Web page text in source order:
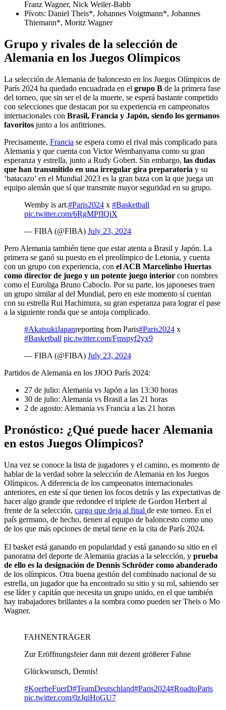
Franz Wagner, Nick Weiler-Babb
Pívots: Daniel Theis*, Johannes Voigtmann*, Johannes
Thiemann*, Moritz Wagner
Grupo y rivales de la selección de
Alemania en los Juegos Olímpicos
La selección de Alemania de baloncesto en los Juegos Olímpicos de
París 2024 ha quedado encuadrada en el grupo B de la primera fase
del torneo, que sin ser el de la muerte, se esperá bastante competido
con selecciones que destacan por su experiencia en campeonatos
internacionales con Brasil, Francia y Japón, siendo los germanos
favoritos junto a los anfitriones.
Precisamente, Francia se espera como el rival más complicado para
Alemania y que cuenta con Victor Wembanyama como su gran
esperanza y estrella, junto a Rudy Gobert. Sin embargo, las dudas
que han transmitido en una irregular gira preparatoria y su
‘batacazo’ en el Mundial 2023 es la gran baza con la que juega un
equipo alemán que sí que transmite mayor seguridad en su grupo.
Wemby is art.#Paris2024 x #Basketball
pic.twitter.com/6RgMPfIQiX
— FIBA (@FIBA) July 23, 2024
Pero Alemania también tiene que estar atenta a Brasil y Japón. La
primera se ganó su puesto en el preolímpico de Letonia, y cuenta
con un grupo con experiencia, con el ACB Marcelinho Huertas
como director de juego y un potente juego interior con nombres
como el Euroliga Bruno Caboclo. Por su parte, los japoneses traen
un grupo similar al del Mundial, pero en este momento sí cuentan
con su estrella Rui Hachimura, su gran esperanza para lograr el pase
a la siguiente ronda que se antoja complicado.
#AkatsukiJapanreporting from Paris#Paris2024 x
#Basketball pic.twitter.com/Fmspyf2yx9
— FIBA (@FIBA) July 23, 2024
Partidos de Alemania en los JJOO París 2024:
27 de julio: Alemania vs Japón a las 13:30 horas
30 de julio: Alemania vs Brasil a las 21 horas
2 de agosto: Alemania vs Francia a las 21 horas
Pronóstico: ¿Qué puede hacer Alemania
en estos Juegos Olímpicos?
Una vez se conoce la lista de jugadores y el camino, es momento de
hablar de la verdad sobre la selección de Alemania en los Juegos
Olímpicos. A diferencia de los campeonatos internacionales
anteriores, en este sí que tienen los focos detrás y las expectativas de
hacer algo grande que redondee el triplete de Gordon Herbert al
frente de la selección, cargo que deja al final de este torneo. En el
país germano, de hecho, tienen al equipo de baloncesto como uno
de los que más opciones de metal tiene en la cita de París 2024.
El basket está ganando en popularidad y está ganando su sitio en el
panorama del deporte de Alemania gracias a la selección, y prueba
de ello es la designación de Dennis Schröder como abanderado
de los olímpicos. Otra buena gestión del combinado nacional de su
estrella, un jugador que ha encontrado su sitio y su rol, sabiendo ser
ese líder y capitán que necesita un grupo unido, en el que también
hay trabajadores brillantes a la sombra como pueden ser Theis o Mo
Wagner.
FAHNENTRÄGER
Zur Eröffnungsfeier dann mit dezent größerer Fahne
Glückwunsch, Dennis!
#KoerbeFuerD#TeamDeutschland#Paris2024#RoadtoParis
pic.twitter.com/0zJqiHoGU7